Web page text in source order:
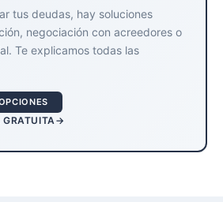
tus deudas, hay soluciones
negociación con acreedores o
Te explicamos todas las